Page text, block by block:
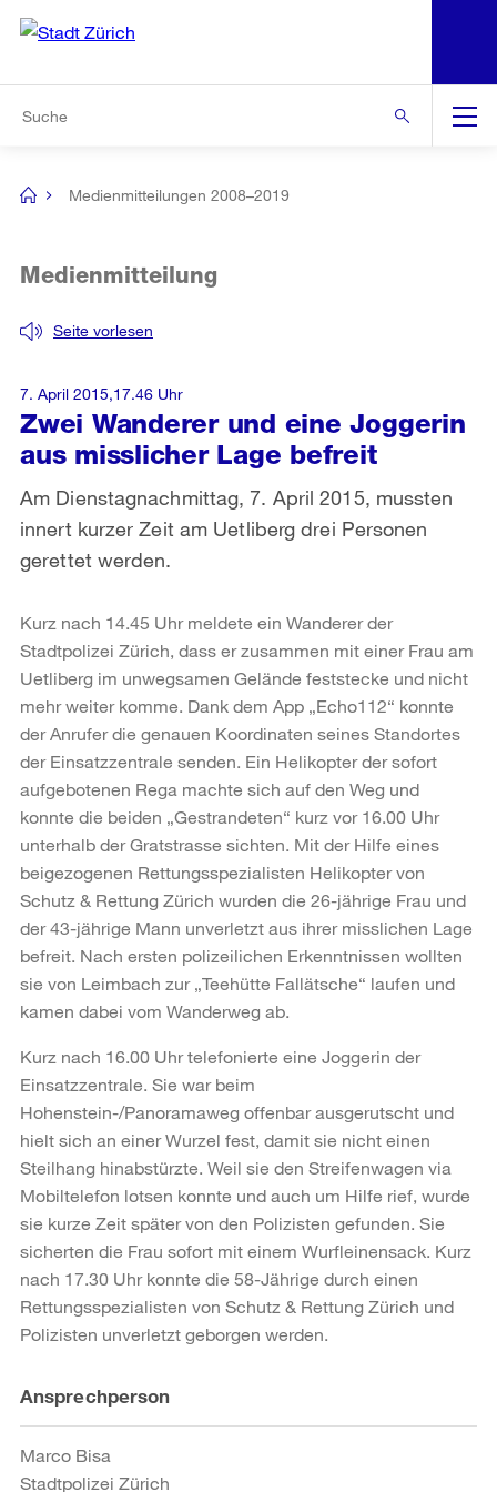
Navigation
[no
Medienmitteilungen 2008–2019
Zwei Wanderer und eine Joggerin
aus misslicher Lage befreit
Seite vorlesen
Medienmitteilung
Am Dienstagnachmittag, 7. April 2015, mussten
innert kurzer Zeit am Uetliberg drei Personen
gerettet werden.
7. April 2015,17.46 Uhr
Kurz nach 14.45 Uhr meldete ein Wanderer der
Stadtpolizei Zürich, dass er zusammen mit einer Frau am
Uetliberg im unwegsamen Gelände feststecke und nicht
mehr weiter komme. Dank dem App „Echo112“ konnte
der Anrufer die genauen Koordinaten seines Standortes
der Einsatzzentrale senden. Ein Helikopter der sofort
aufgebotenen Rega machte sich auf den Weg und
konnte die beiden „Gestrandeten“ kurz vor 16.00 Uhr
unterhalb der Gratstrasse sichten. Mit der Hilfe eines
beigezogenen Rettungsspezialisten Helikopter von
Schutz & Rettung Zürich wurden die 26-jährige Frau und
der 43-jährige Mann unverletzt aus ihrer misslichen Lage
befreit. Nach ersten polizeilichen Erkenntnissen wollten
sie von Leimbach zur „Teehütte Fallätsche“ laufen und
kamen dabei vom Wanderweg ab.
Kurz nach 16.00 Uhr telefonierte eine Joggerin der
Einsatzzentrale. Sie war beim
Hohenstein-/Panoramaweg offenbar ausgerutscht und
hielt sich an einer Wurzel fest, damit sie nicht einen
Steilhang hinabstürzte. Weil sie den Streifenwagen via
Mobiltelefon lotsen konnte und auch um Hilfe rief, wurde
sie kurze Zeit später von den Polizisten gefunden. Sie
sicherten die Frau sofort mit einem Wurfleinensack. Kurz
nach 17.30 Uhr konnte die 58-Jährige durch einen
Rettungsspezialisten von Schutz & Rettung Zürich und
Polizisten unverletzt geborgen werden.
Weitere
Informationen
Ansprechperson
Marco Bisa
Stadtpolizei Zürich